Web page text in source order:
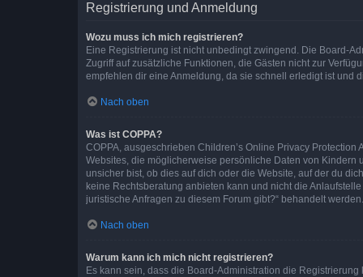
Registrierung und Anmeldung
Wozu muss ich mich registrieren?
Eine Registrierung ist nicht unbedingt zwingend. Die Board-
Zugriff auf zusätzliche Funktionen, die Gästen nicht zur
empfehlen dir eine Anmeldung, da sie schnell erledigt ist und
Nach oben
Was ist COPPA?
COPPA, ausgeschrieben Children’s Online Privacy
Websites, die möglicherweise persönliche Daten von
unsicher bist, ob dies auf dich oder die Website, auf der du
keine Rechtsberatung anbieten kann und nicht die
juristische Anfragen zu diesem Forum gibt?“ behandelt werden.
Nach oben
Warum kann ich mich nicht registrieren?
Es kann sein, dass die Board-Administration die